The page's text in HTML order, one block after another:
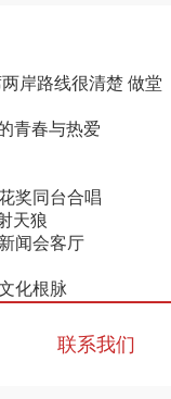
岸路线很清楚 做堂
青春与热爱
奖同台合唱
天狼
闻会客厅
化根脉
联系我们